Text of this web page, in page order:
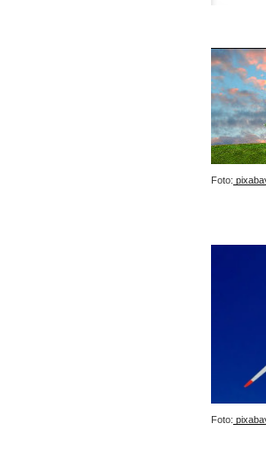
Foto:
Foto: